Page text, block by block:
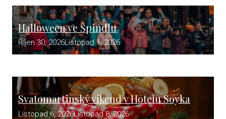
Halloween ve Špindlu
Říjen 30, 2026Listopad 1, 2026
Svatomartinský víkend v Hotelu Soyka
Listopad 6, 2026Listopad 8, 2026